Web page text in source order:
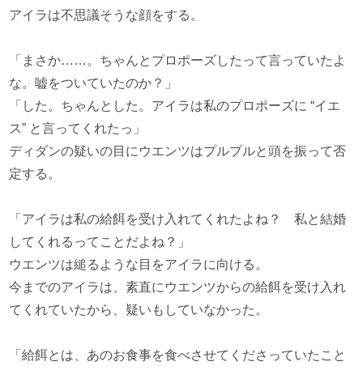
アイラは不思議そうな顔をする。
「まさか……。ちゃんとプロポーズしたって言っていたよ
な。嘘をついていたのか？」
「した。ちゃんとした。アイラは私のプロポーズに “イエ
ス” と言ってくれたっ」
ディダンの疑いの目にウエンツはプルプルと頭を振って否
定する。
「アイラは私の給餌を受け入れてくれたよね？ 私と結婚
してくれるってことだよね？」
ウエンツは縋るような目をアイラに向ける。
今までのアイラは、素直にウエンツからの給餌を受け入れ
てくれていたから、疑いもしていなかった。
「給餌とは、あのお食事を食べさせてくださっていたこと